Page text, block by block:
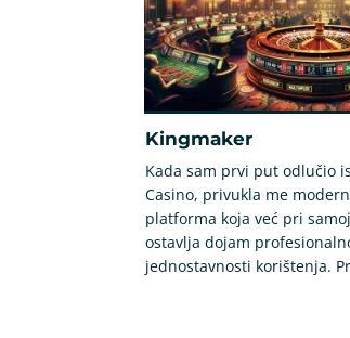
Kingmaker
Kada sam prvi put odlučio
Casino, privukla me
platforma koja već pri
ostavlja dojam
jednostavnosti korištenja.